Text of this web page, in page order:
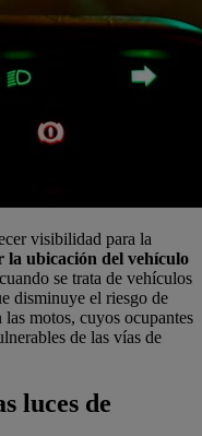
visibilidad para la
ubicación del vehículo
se trata de vehículos
disminuye el riesgo de
motos, cuyos ocupantes
de las vías de
luces de